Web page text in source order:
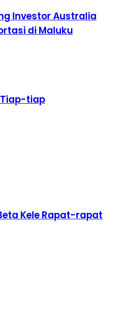
Investor Australia
di Maluku
tiap
Kele Rapat-rapat